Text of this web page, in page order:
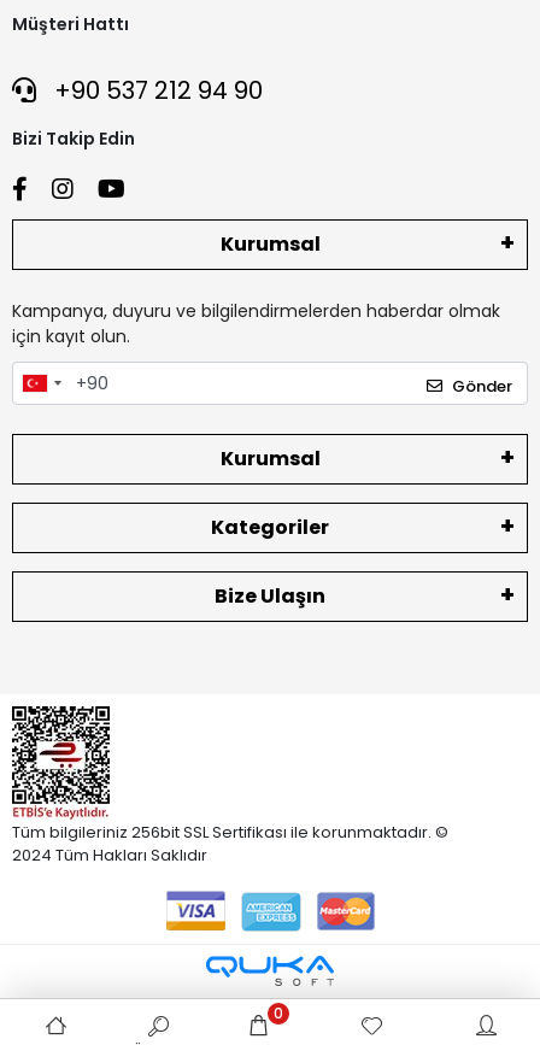
Müşteri Hattı
+90 537 212 94 90
Bizi Takip Edin
Kurumsal
Kampanya, duyuru ve bilgilendirmelerden haberdar olmak
için kayıt olun.
Gönder
Kurumsal
Kategoriler
Bize Ulaşın
Tüm bilgileriniz 256bit SSL Sertifikası ile korunmaktadır. ©
2024 Tüm Hakları Saklıdır
0